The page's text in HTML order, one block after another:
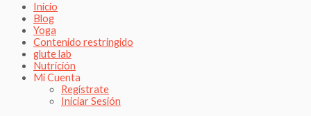
Inicio
Blog
Yoga
Contenido restringido
glute lab
Nutrición
Mi Cuenta
Regístrate
Iniciar Sesión